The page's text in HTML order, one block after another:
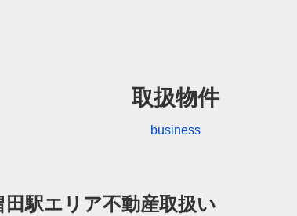
取扱物件
business
駅エリア不動産取扱い